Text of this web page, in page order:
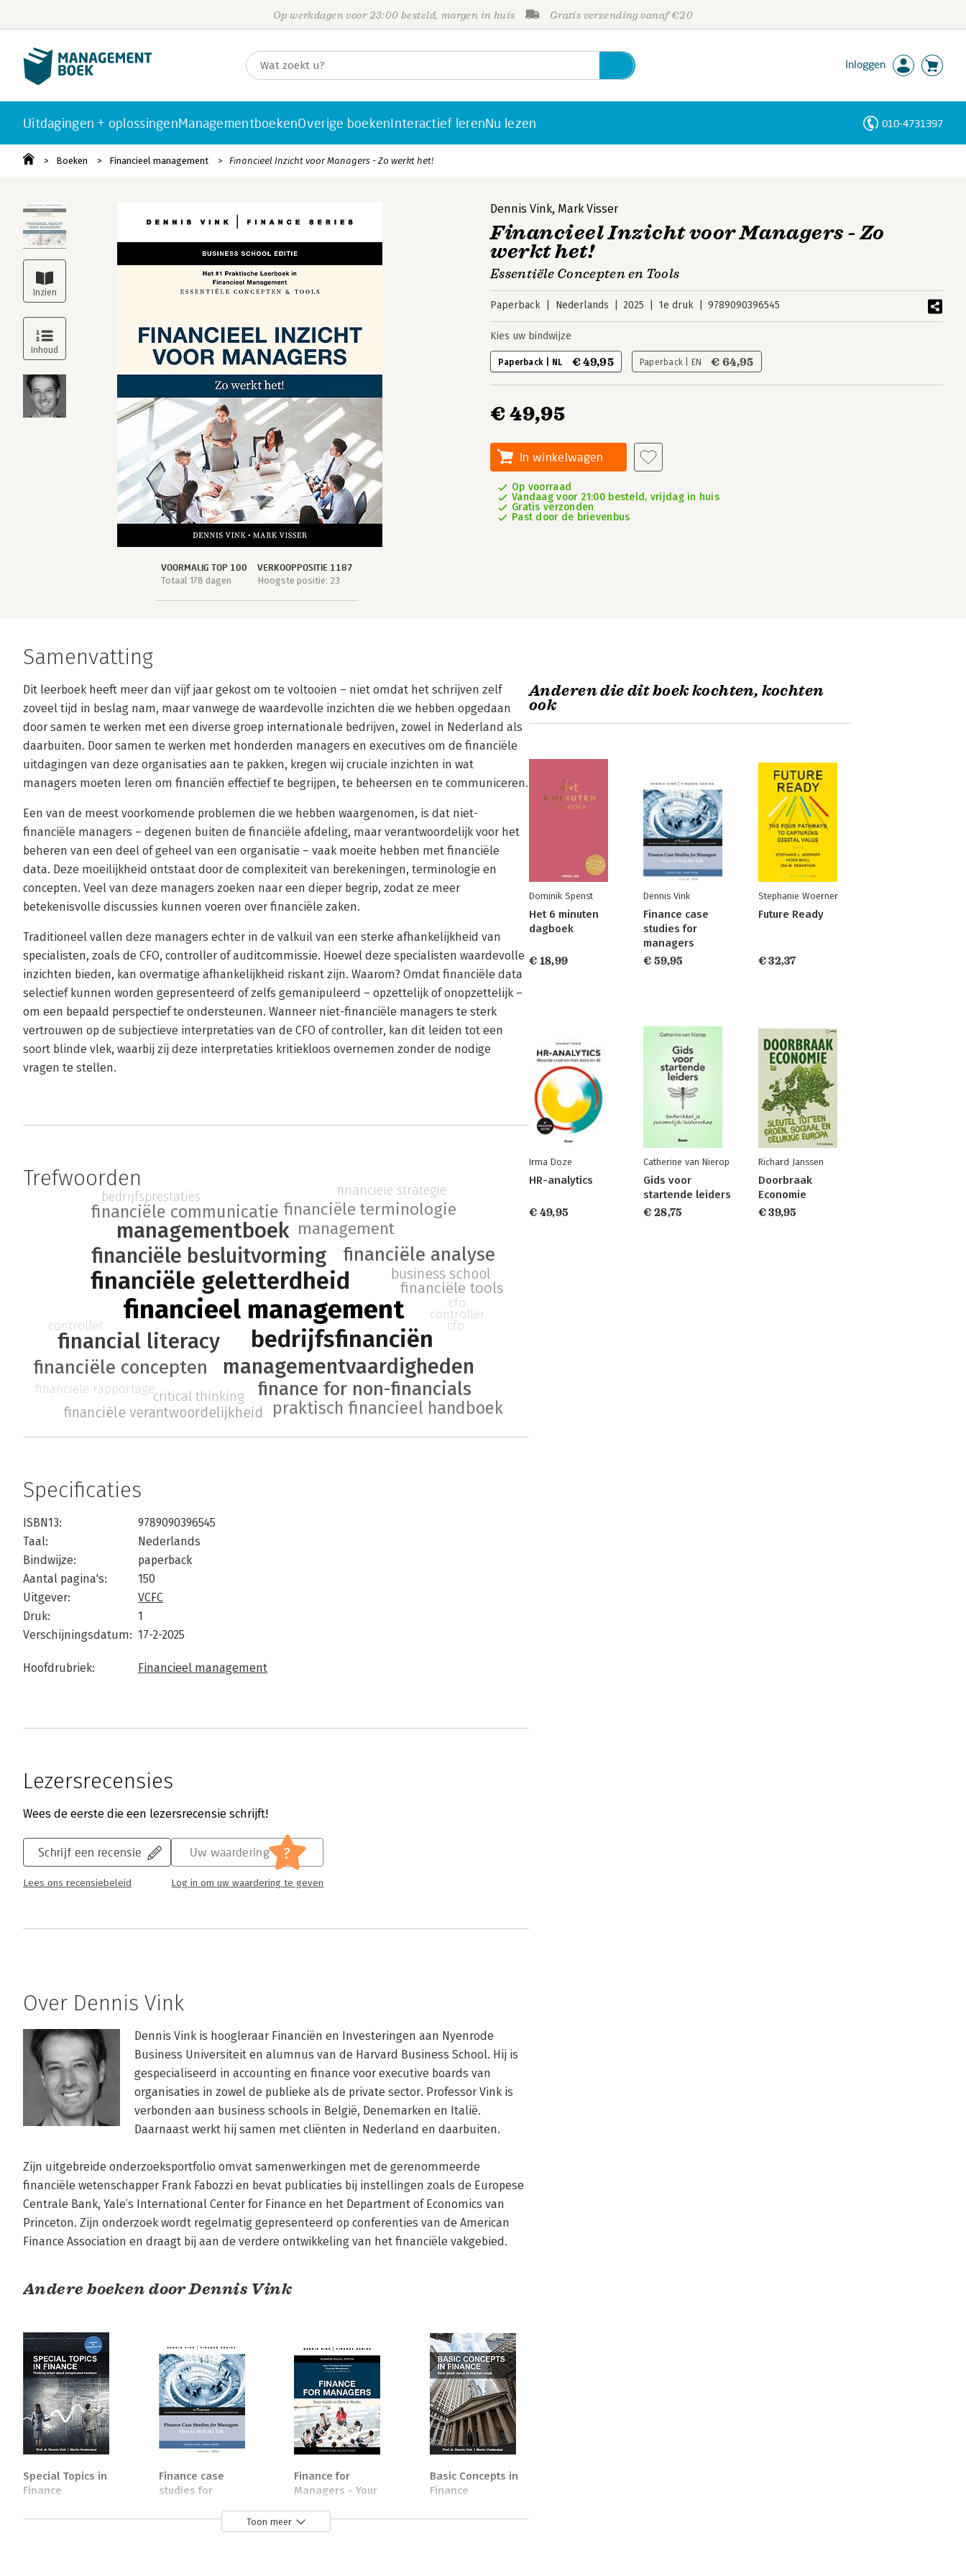
Op werkdagen voor 23:00 besteld, morgen in huis Gratis verzending vanaf €20
Inloggen
Uitdagingen + oplossingenManagementboekenOverige boekenInteractief lerenNu lezen 010-4731397
Boeken Financieel management Financieel Inzicht voor Managers - Zo werkt het!
VOORMALIG TOP 100
Totaal 178 dagen
VERKOOPPOSITIE 1187
Hoogste positie: 23
Dennis Vink, Mark Visser
Financieel Inzicht voor Managers - Zo
werkt het!
Essentiële Concepten en Tools
Paperback Nederlands 2025 1e druk 9789090396545
Kies uw bindwijze
Paperback | NL € 49,95 Paperback | EN € 64,95
€ 49,95
In winkelwagen
Op voorraad
Vandaag voor 21:00 besteld, vrijdag in huis
Gratis verzonden
Past door de brievenbus
Samenvatting
Dit leerboek heeft meer dan vijf jaar gekost om te voltooien – niet omdat het schrijven zelf
zoveel tijd in beslag nam, maar vanwege de waardevolle inzichten die we hebben opgedaan
door samen te werken met een diverse groep internationale bedrijven, zowel in Nederland als
daarbuiten. Door samen te werken met honderden managers en executives om de financiële
uitdagingen van deze organisaties aan te pakken, kregen wij cruciale inzichten in wat
managers moeten leren om financiën effectief te begrijpen, te beheersen en te communiceren.
Een van de meest voorkomende problemen die we hebben waargenomen, is dat niet-
financiële managers – degenen buiten de financiële afdeling, maar verantwoordelijk voor het
beheren van een deel of geheel van een organisatie – vaak moeite hebben met financiële
data. Deze moeilijkheid ontstaat door de complexiteit van berekeningen, terminologie en
concepten. Veel van deze managers zoeken naar een dieper begrip, zodat ze meer
betekenisvolle discussies kunnen voeren over financiële zaken.
Traditioneel vallen deze managers echter in de valkuil van een sterke afhankelijkheid van
specialisten, zoals de CFO, controller of auditcommissie. Hoewel deze specialisten waardevolle
inzichten bieden, kan overmatige afhankelijkheid riskant zijn. Waarom? Omdat financiële data
selectief kunnen worden gepresenteerd of zelfs gemanipuleerd – opzettelijk of onopzettelijk –
om een bepaald perspectief te ondersteunen. Wanneer niet-financiële managers te sterk
vertrouwen op de subjectieve interpretaties van de CFO of controller, kan dit leiden tot een
soort blinde vlek, waarbij zij deze interpretaties kritiekloos overnemen zonder de nodige
vragen te stellen.
Trefwoorden
financieel management
financiële geletterdheid
bedrijfsfinanciën
financiële besluitvorming
managementvaardigheden
financial literacy
managementboek
financiële analyse
finance for non-financials
financiële concepten
management
financiële communicatie
praktisch financieel handboek
financiële terminologie
business school
financiële verantwoordelijkheid
financiële tools
critical thinking
financiële rapportage
bedrijfsprestaties
cfo
controller
financiële strategie
cfo
controller
Specificaties
ISBN13:
9789090396545
Taal:
Nederlands
Bindwijze:
paperback
Aantal pagina's:
150
Uitgever:
VCFC
Druk:
1
Verschijningsdatum: 17-2-2025
Hoofdrubriek: Financieel management
Lezersrecensies
Wees de eerste die een lezersrecensie schrijft!
Schrijf een recensie
Lees ons recensiebeleid
Uw waardering ?
Log in om uw waardering te geven
Over Dennis Vink
Dennis Vink is hoogleraar Financiën en Investeringen aan Nyenrode
Business Universiteit en alumnus van de Harvard Business School. Hij is
gespecialiseerd in accounting en finance voor executive boards van
organisaties in zowel de publieke als de private sector. Professor Vink is
verbonden aan business schools in België, Denemarken en Italië.
Daarnaast werkt hij samen met cliënten in Nederland en daarbuiten.
Zijn uitgebreide onderzoeksportfolio omvat samenwerkingen met de gerenommeerde
financiële wetenschapper Frank Fabozzi en bevat publicaties bij instellingen zoals de Europese
Centrale Bank, Yale’s International Center for Finance en het Department of Economics van
Princeton. Zijn onderzoek wordt regelmatig gepresenteerd op conferenties van de American
Finance Association en draagt bij aan de verdere ontwikkeling van het financiële vakgebied.
Andere boeken door Dennis Vink
Special Topics in
Finance
Finance case
studies for
Finance for
Managers - Your
Works
Basic Concepts in
Finance
Toon meer
Anderen die dit boek kochten, kochten
ook
Dominik Spenst
Het 6 minuten
dagboek
€ 18,99
Dennis Vink
Finance case
studies for
managers
€ 59,95
Stephanie Woerner
Future Ready
€ 32,37
Irma Doze
HR-analytics
€ 49,95
Catherine van Nierop
Gids voor
startende leiders
€ 28,75
Richard Janssen
Doorbraak
Economie
€ 39,95
Personen